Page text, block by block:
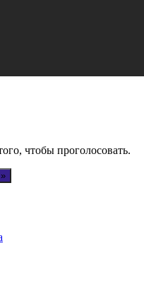
чтобы проголосовать.